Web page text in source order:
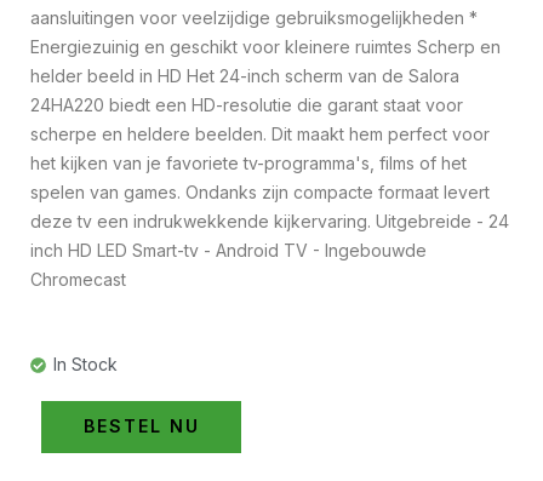
aansluitingen voor veelzijdige gebruiksmogelijkheden *
Energiezuinig en geschikt voor kleinere ruimtes Scherp en
helder beeld in HD Het 24-inch scherm van de Salora
24HA220 biedt een HD-resolutie die garant staat voor
scherpe en heldere beelden. Dit maakt hem perfect voor
het kijken van je favoriete tv-programma's, films of het
spelen van games. Ondanks zijn compacte formaat levert
deze tv een indrukwekkende kijkervaring. Uitgebreide - 24
inch HD LED Smart-tv - Android TV - Ingebouwde
Chromecast
In Stock
BESTEL NU